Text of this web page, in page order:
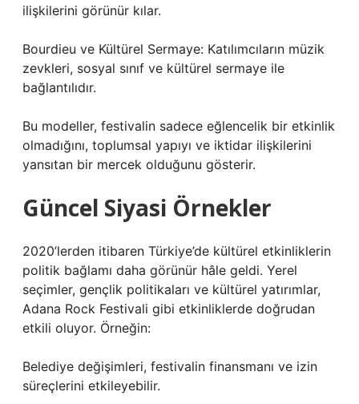
ilişkilerini görünür kılar.
Bourdieu ve Kültürel Sermaye: Katılımcıların müzik
zevkleri, sosyal sınıf ve kültürel sermaye ile
bağlantılıdır.
Bu modeller, festivalin sadece eğlencelik bir etkinlik
olmadığını, toplumsal yapıyı ve iktidar ilişkilerini
yansıtan bir mercek olduğunu gösterir.
Güncel Siyasi Örnekler
2020’lerden itibaren Türkiye’de kültürel etkinliklerin
politik bağlamı daha görünür hâle geldi. Yerel
seçimler, gençlik politikaları ve kültürel yatırımlar,
Adana Rock Festivali gibi etkinliklerde doğrudan
etkili oluyor. Örneğin:
Belediye değişimleri, festivalin finansmanı ve izin
süreçlerini etkileyebilir.